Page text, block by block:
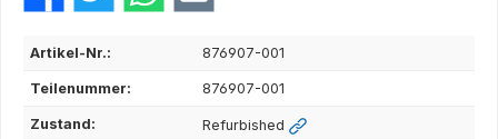
Artikel-Nr.: 876907-001
Teilenummer: 876907-001
Zustand: Refurbished